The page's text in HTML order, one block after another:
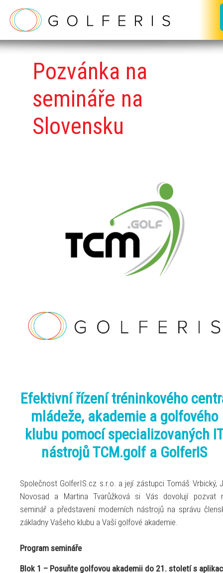
Pozvánka na
semináře na
Slovensku
Efektivní řízení tréninkového
mládeže, akademie a golfového
klubu pomocí specializovaných
nástrojů TCM.golf a GolferIS
Společnost GolferIS.cz s.r.o. a její zástupci Tomáš Vrbický,
Novosad a Martina Tvarůžková si Vás dovolují pozvat
seminář a představení moderních nástrojů na správu
základny Vašeho klubu a Vaší golfové akademie.
Program semináře
Blok 1 – Posuňte golfovou akademii do 21. století s